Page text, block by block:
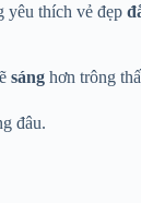
yêu thích vẻ đẹp
sáng hơn trông
đâu.